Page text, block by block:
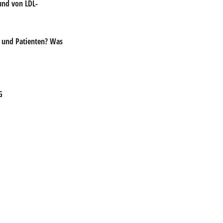
von LDL-
Patienten? Was